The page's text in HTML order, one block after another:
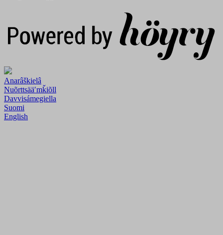
Anarâškielâ
Nuõrttsääʹmǩiõll
Davvisámegiella
Suomi
English